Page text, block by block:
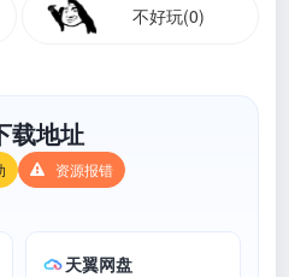
不好玩(0)
载地址
资源报错
天翼网盘